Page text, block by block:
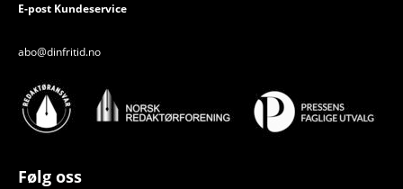
E-post Kundeservice
abo@dinfritid.no
Følg oss